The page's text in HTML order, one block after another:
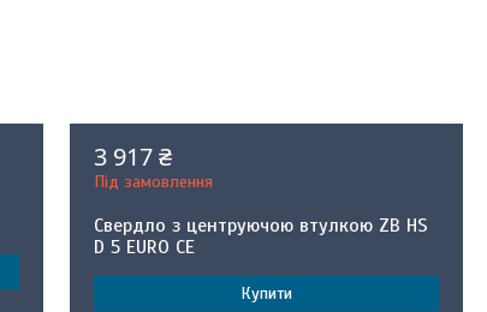
3 917 ₴
Під замовлення
Свердло з центруючою втулкою ZB HS
D 5 EURO CE
Купити